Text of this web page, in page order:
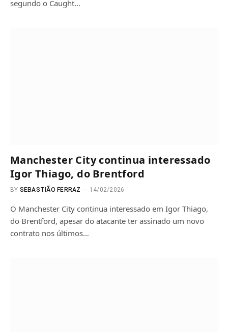
segundo o Caught…
Manchester City continua interessado
Igor Thiago, do Brentford
BY SEBASTIÃO FERRAZ 14/02/2026
O Manchester City continua interessado em Igor Thiago,
do Brentford, apesar do atacante ter assinado um novo
contrato nos últimos…